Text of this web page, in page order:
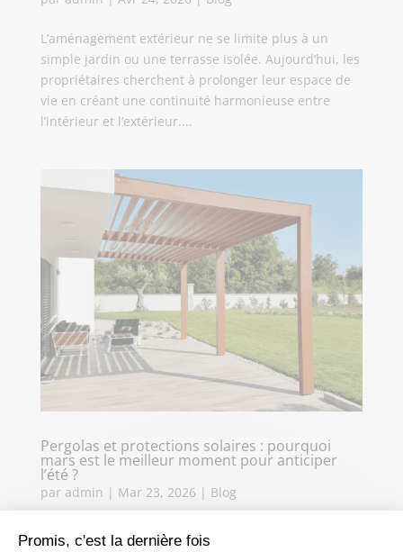
Promis, c'est la dernière fois
L’aménagement extérieur ne se limite plus à un
simple jardin ou une terrasse isolée. Aujourd’hui, les
propriétaires cherchent à prolonger leur espace de
vie en créant une continuité harmonieuse entre
l’intérieur et l’extérieur....
Pergolas et protections solaires : pourquoi
mars est le meilleur moment pour anticiper
l’été ?
par admin | Mar 23, 2026 | Blog
Mars marque le retour des premières journées